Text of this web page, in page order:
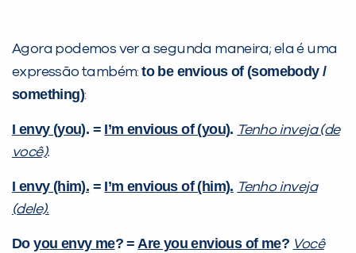
Agora podemos ver a segunda maneira; ela é uma
expressão também:to be envious of (somebody /
something):
I envy (you). = I’m envious of (you). Tenho inveja (de
você).
I envy (him). = I’m envious of (him). Tenho inveja
(dele).
Doyou envy me? =Are you envious of me? Você